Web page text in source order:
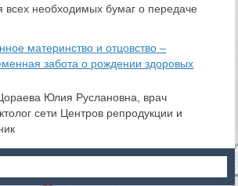
необходимых бумаг о передаче
материнство и отцовство –
забота о рождении здоровых
Юлия Руслановна, врач
сети Центров репродукции и